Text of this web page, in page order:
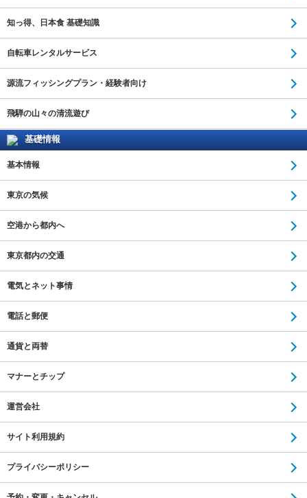
知っ得、日本食 基礎知識
自転車レンタルサービス
源流フィッシングプラン・経験者向け
飛騨の山々の清流遊び
基礎情報
基本情報
東京の気候
空港から都内へ
東京都内の交通
電気とネット事情
電話と郵便
通貨と両替
マナーとチップ
運営会社
サイト利用規約
プライバシーポリシー